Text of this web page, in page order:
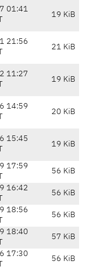
01:41
19 KiB
21:56
21 KiB
11:27
19 KiB
14:59
20 KiB
15:45
19 KiB
17:59
56 KiB
16:42
56 KiB
18:56
56 KiB
18:40
57 KiB
17:30
56 KiB